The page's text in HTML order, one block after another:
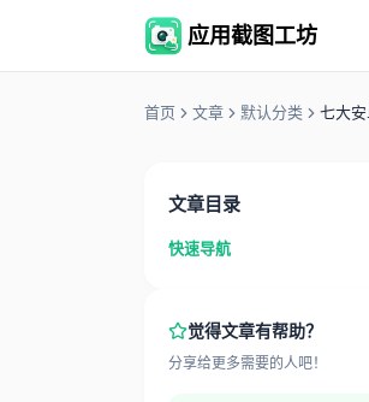
应用截图工坊
首页 文章 默认分类 七大
文章目录
快速导航
觉得文章有帮助？
分享给更多需要的人吧！